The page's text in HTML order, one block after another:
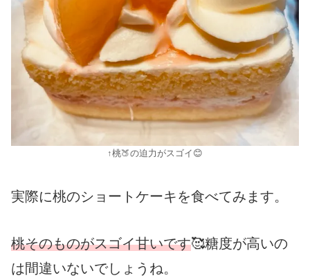
↑桃🍑の迫力がスゴイ😊
実際に桃のショートケーキを食べてみます。
桃そのものがスゴイ甘いです🥰糖度が高いの
は間違いないでしょうね。